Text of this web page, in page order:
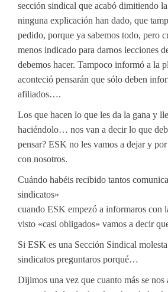
sección sindical que acabó dimitiendo
ninguna explicación han dado, que
pedido, porque ya sabemos todo, pero
menos indicado para darnos lecciones
debemos hacer. Tampoco informó a la
aconteció pensarán que sólo deben
afiliados….
Los que hacen lo que les da la gana y
haciéndolo… nos van a decir lo que
pensar? ESK no les vamos a dejar y
con nosotros.
Cuándo habéis recibido tantos
sindicatos»
cuando ESK empezó a informaros con
visto «casi obligados» vamos a decir
Si ESK es una Sección Sindical
sindicatos preguntaros porqué…
Dijimos una vez que cuanto más se nos